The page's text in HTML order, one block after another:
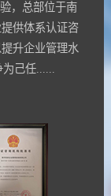
，总部位于南
供体系认证咨
升企业管理水
己任......